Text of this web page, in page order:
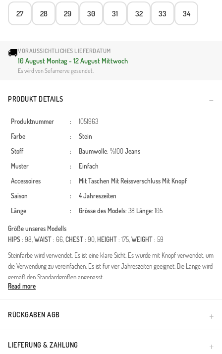
27 28 29 30 31 32 33 34
🚚VORAUSSICHTLICHES LIEFERDATUM
10 August Montag - 12 August Mittwoch
Es wird von Sefamerve gesendet.
PRODUKT DETAILS
Produktnummer :
1051963
Farbe
:
Stein
Stoff
: Baumwolle: %100Jeans
Muster
:
Einfach
Accessoires
: Mit Taschen Mit Reissverschluss Mit Knopf
Saison
:
4 Jahreszeiten
Länge
: Grösse des Models: 38 Länge: 105
Größe unseres Modells
HIPS: 98,WAIST: 66,CHEST: 90, HEIGHT: 175,WEIGHT: 59
Steinfarbe wird verwendet. Es ist eine klare Sicht. Es wurde mit Knopf verwendet, um
die Verwendung zu vereinfachen. Es ist für vier Jahreszeiten geeignet. Die Länge wird
gemäß den Standardgrößen angepasst.
Ergänzen Sie Ihre tägliche Eleganz mit dieser High-Waist-Denim-Hose, die sowohl
aus hochwertigem Baumwollstoff, bietet dieses Stück eine vielseitige Option für alle
Denim.Passform: Bequemer und moderner Schnitt für eine dezente
Read more
RÜCKGABEN AGB
LIEFERUNG & ZAHLUNG